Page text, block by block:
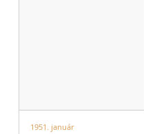
1951. január